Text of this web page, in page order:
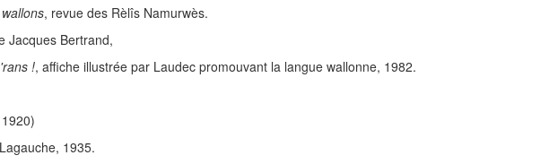
, revue des Rèlîs Namurwès.
Jacques Bertrand,
!, affiche illustrée par Laudec promouvant la langue wallonne, 1982.
1935.